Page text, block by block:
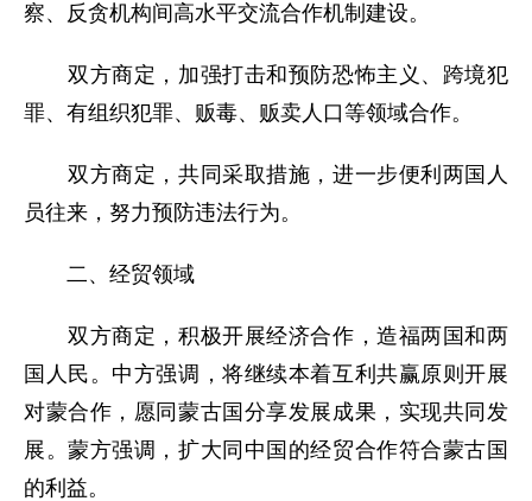
察、反贪机构间高水平交流合作机制建设。
双方商定，加强打击和预防恐怖主义、跨境犯
罪、有组织犯罪、贩毒、贩卖人口等领域合作。
双方商定，共同采取措施，进一步便利两国人
员往来，努力预防违法行为。
二、经贸领域
双方商定，积极开展经济合作，造福两国和两
国人民。中方强调，将继续本着互利共赢原则开展
对蒙合作，愿同蒙古国分享发展成果，实现共同发
展。蒙方强调，扩大同中国的经贸合作符合蒙古国
的利益。